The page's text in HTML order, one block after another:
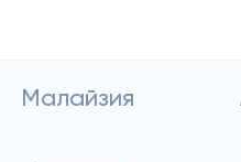
Малайзия